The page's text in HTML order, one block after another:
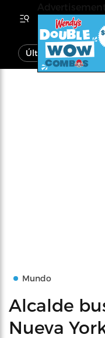
Última Hora
Mundo
Alcalde
Nueva